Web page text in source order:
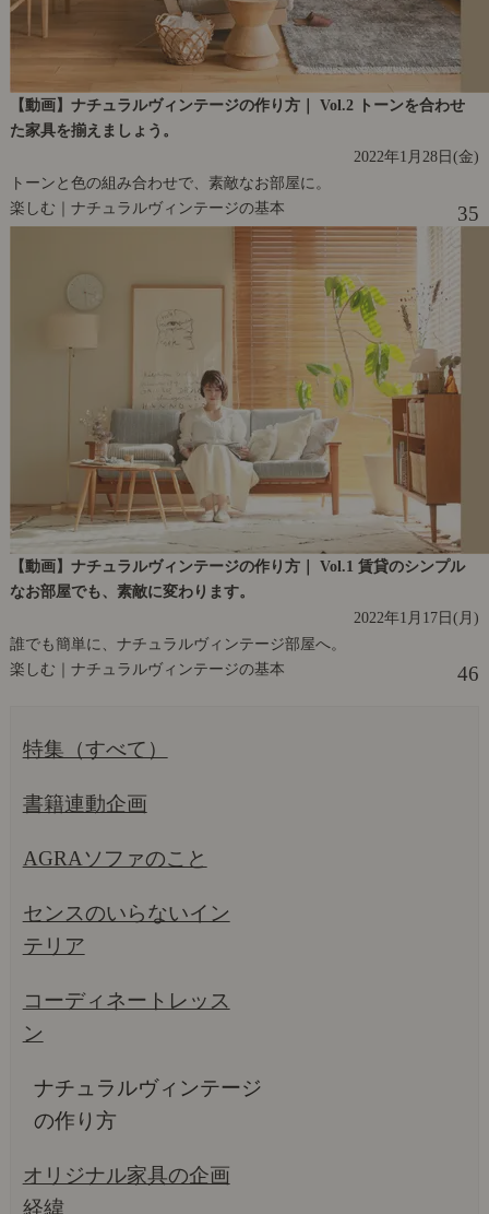
【動画】ナチュラルヴィンテージの作り方｜ Vol.2 トーンを合わせ
た家具を揃えましょう。
2022年1月28日(金)
トーンと色の組み合わせで、素敵なお部屋に。
楽しむ｜ナチュラルヴィンテージの基本
35
【動画】ナチュラルヴィンテージの作り方｜ Vol.1 賃貸のシンプル
なお部屋でも、素敵に変わります。
2022年1月17日(月)
誰でも簡単に、ナチュラルヴィンテージ部屋へ。
楽しむ｜ナチュラルヴィンテージの基本
46
特集（すべて）
書籍連動企画
AGRAソファのこと
センスのいらないイン
テリア
コーディネートレッス
ン
ナチュラルヴィンテージ
の作り方
オリジナル家具の企画
経緯